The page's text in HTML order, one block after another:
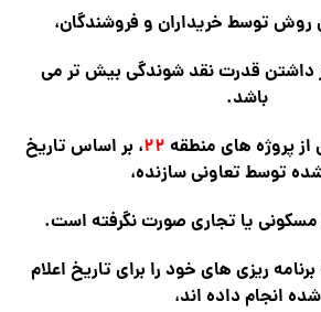
روش توسط خریداران و فروشندگان،
داشتن قدرت نقد شوندگی بیش تر می
باشد.
از پروژه های منطقه ۲۲، بر اساس تاریخ
توسط تعاونی سازنده،
یا تجاری صورت نگرفته است.
ریزی های خود را برای تاریخ اعلام
شده انجام داده اند،